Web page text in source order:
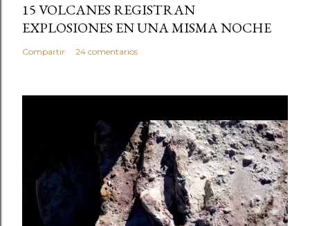
15 VOLCANES REGISTRAN
EXPLOSIONES EN UNA MISMA NOCHE
Compartir 24 comentarios